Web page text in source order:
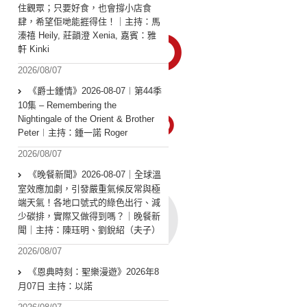
住觀眾；只要好食，也會撐小店食
肆，希望佢哋能捱得住！｜主持：馬
溱禧 Heily, 莊韻澄 Xenia, 嘉賓：雅
軒 Kinki
2026/08/07
《爵士鍾情》2026-08-07︱第44季
10集 – Remembering the
Nightingale of the Orient & Brother
Peter︱主持：鍾一諾 Roger
2026/08/07
《晚餐新聞》2026-08-07｜全球溫
室效應加劇，引發嚴重氣候反常與極
端天氣！各地口號式的綠色出行、減
少碳排，實際又做得到嗎？｜晚餐新
聞｜主持：陳珏明、劉銳紹（夫子）
2026/08/07
《恩典時刻：聖樂漫遊》2026年8
月07日 主持：以諾